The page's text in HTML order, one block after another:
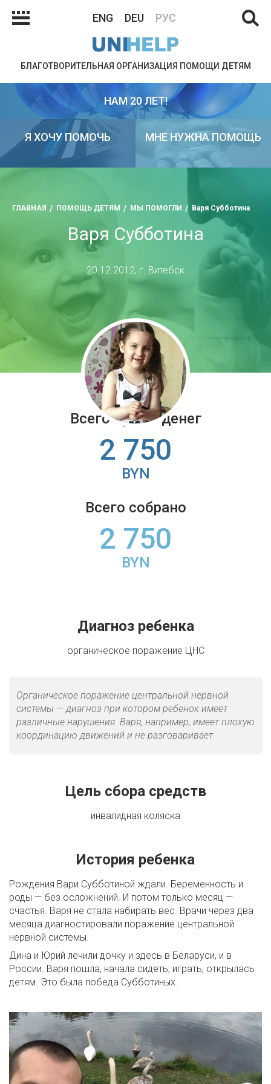
ENG DEU РУС
БЛАГОТВОРИТЕЛЬНАЯ ОРГАНИЗАЦИЯ ПОМОЩИ ДЕТЯМ
НАМ 20 ЛЕТ!
Я ХОЧУ ПОМОЧЬ МНЕ НУЖНА ПОМОЩЬ
ГЛАВНАЯ ПОМОЩЬ ДЕТЯМ МЫ ПОМОГЛИ Варя Субботина
Варя Субботина
20.12.2012, г. Витебск
Всего нужно денег
2 750
BYN
Всего собрано
2 750
BYN
Диагноз ребенка
органическое поражение ЦНС
Органическое поражение центральной нервной
системы — диагноз при котором ребенок имеет
различные нарушения. Варя, например, имеет плохую
координацию движений и не разговаривает.
Цель сбора средств
инвалидная коляска
История ребенка
Рождения Вари Субботиной ждали. Беременность и
роды — без осложнений. И потом только месяц —
счастья. Варя не стала набирать вес. Врачи через два
месяца диагностировали поражение центральной
нервной системы.
Дина и Юрий лечили дочку и здесь в Беларуси, и в
России. Варя пошла, начала сидеть, играть, открылась
детям. Это была победа Субботиных.